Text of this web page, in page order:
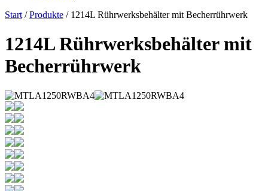
Start /Produkte / 1214L Rührwerksbehälter mit Becherrührwerk
1214L Rührwerksbehälter mit
Becherrührwerk